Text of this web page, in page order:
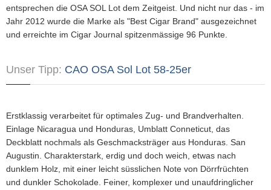
entsprechen die OSA SOL Lot dem Zeitgeist. Und nicht nur das - im
Jahr 2012 wurde die Marke als "Best Cigar Brand" ausgezeichnet
und erreichte im Cigar Journal spitzenmässige 96 Punkte.
Unser Tipp: CAO OSA Sol Lot 58-25er
Erstklassig verarbeitet für optimales Zug- und Brandverhalten.
Einlage Nicaragua und Honduras, Umblatt Conneticut, das
Deckblatt nochmals als Geschmacksträger aus Honduras. San
Augustin. Charakterstark, erdig und doch weich, etwas nach
dunklem Holz, mit einer leicht süsslichen Note von Dörrfrüchten
und dunkler Schokolade. Feiner, komplexer und unaufdringlicher